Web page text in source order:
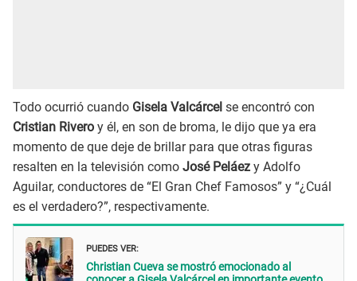
Todo ocurrió cuando Gisela Valcárcel se encontró con
Cristian Rivero y él, en son de broma, le dijo que ya era
momento de que deje de brillar para que otras figuras
resalten en la televisión como José Peláez y Adolfo
Aguilar, conductores de “El Gran Chef Famosos” y “¿Cuál
es el verdadero?”, respectivamente.
PUEDES VER:
Christian Cueva se mostró emocionado al